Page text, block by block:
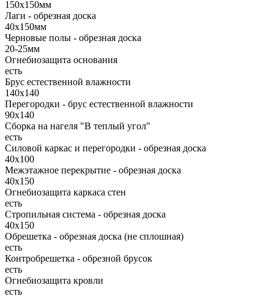
150х150мм
Лаги - обрезная доска
40х150мм
Черновые полы - обрезная доска
20-25мм
Огнебиозащита основания
есть
Брус естественной влажности
140х140
Перегородки - брус естественной влажности
90х140
Сборка на нагеля "В теплый угол"
есть
Силовой каркас и перегородки - обрезная доска
40х100
Межэтажное перекрытие - обрезная доска
40х150
Огнебиозащита каркаса стен
есть
Стропильная система - обрезная доска
40х150
Обрешетка - обрезная доска (не сплошная)
есть
Контробрешетка - обрезной брусок
есть
Огнебиозащита кровли
есть